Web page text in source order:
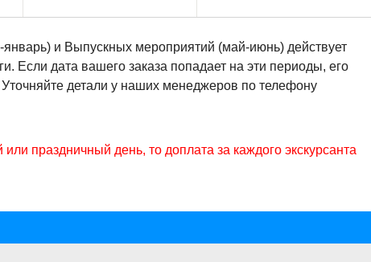
и Выпускных мероприятий (май-июнь) действует
Если дата вашего заказа попадает на эти периоды, его
детали у наших менеджеров по телефону
праздничный день, то доплата за каждого экскурсанта